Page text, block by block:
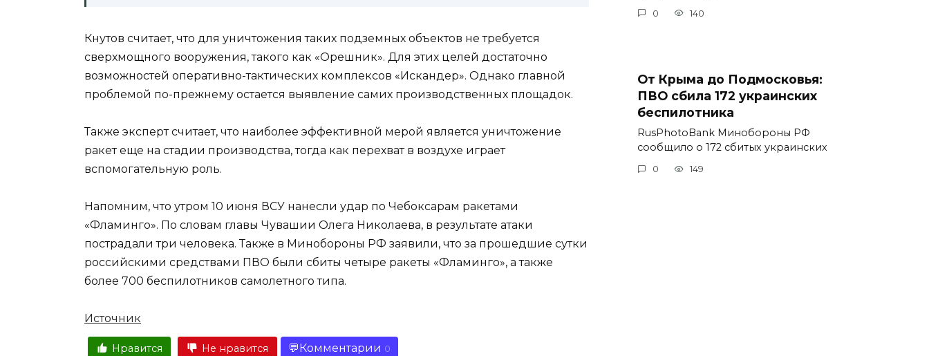
Кнутов считает, что для уничтожения таких подземных объектов не требуется
сверхмощного вооружения, такого как «Орешник». Для этих целей достаточно
возможностей оперативно-тактических комплексов «Искандер». Однако главной
проблемой по-прежнему остается выявление самих производственных площадок.
Также эксперт считает, что наиболее эффективной мерой является уничтожение
ракет еще на стадии производства, тогда как перехват в воздухе играет
вспомогательную роль.
Напомним, что утром 10 июня ВСУ нанесли удар по Чебоксарам ракетами
«Фламинго». По словам главы Чувашии Олега Николаева, в результате атаки
пострадали три человека. Также в Минобороны РФ заявили, что за прошедшие сутки
российскими средствами ПВО были сбиты четыре ракеты «Фламинго», а также
более 700 беспилотников самолетного типа.
Источник
Нравится Не нравится Комментарии 0
0 140
От Крыма до Подмосковья:
ПВО сбила 172 украинских
беспилотника
RusPhotoBank Минобороны РФ
сообщило о 172 сбитых украинских
0 149